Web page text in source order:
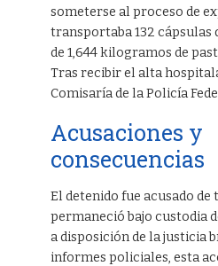
someterse al proceso de
transportaba 132 cápsulas
de 1,644 kilogramos de
Tras recibir el alta
Comisaría de la Policía
Acusaciones y
consecuencias
El detenido fue acusado de
permaneció bajo custodia
a disposición de la justicia
informes policiales, esta